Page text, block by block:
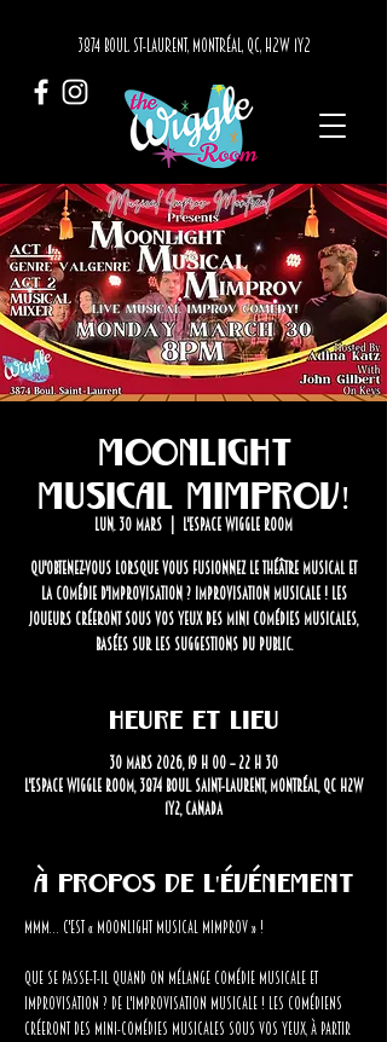
3874 BOUL. ST-LAURENT, MONTRÉAL, QC, H2W 1Y2
Moonlight
Musical Mimprov!
lun. 30 mars L'Espace Wiggle Room
Qu'obtenez-vous lorsque vous fusionnez le théâtre musical et
la comédie d'improvisation ? Improvisation musicale ! Les
joueurs créeront sous vos yeux des mini comédies musicales,
basées sur les suggestions du public.
Heure et lieu
30 mars 2026, 19 h 00 – 22 h 30
L'Espace Wiggle Room, 3874 Boul. Saint-Laurent, Montréal, QC H2W
1Y2, Canada
À propos de l'événement
Mmm… C'est « Moonlight Musical Mimprov » !
Que se passe-t-il quand on mélange comédie musicale et
improvisation ? De l'improvisation musicale ! Les comédiens
créeront des mini-comédies musicales sous vos yeux, à partir